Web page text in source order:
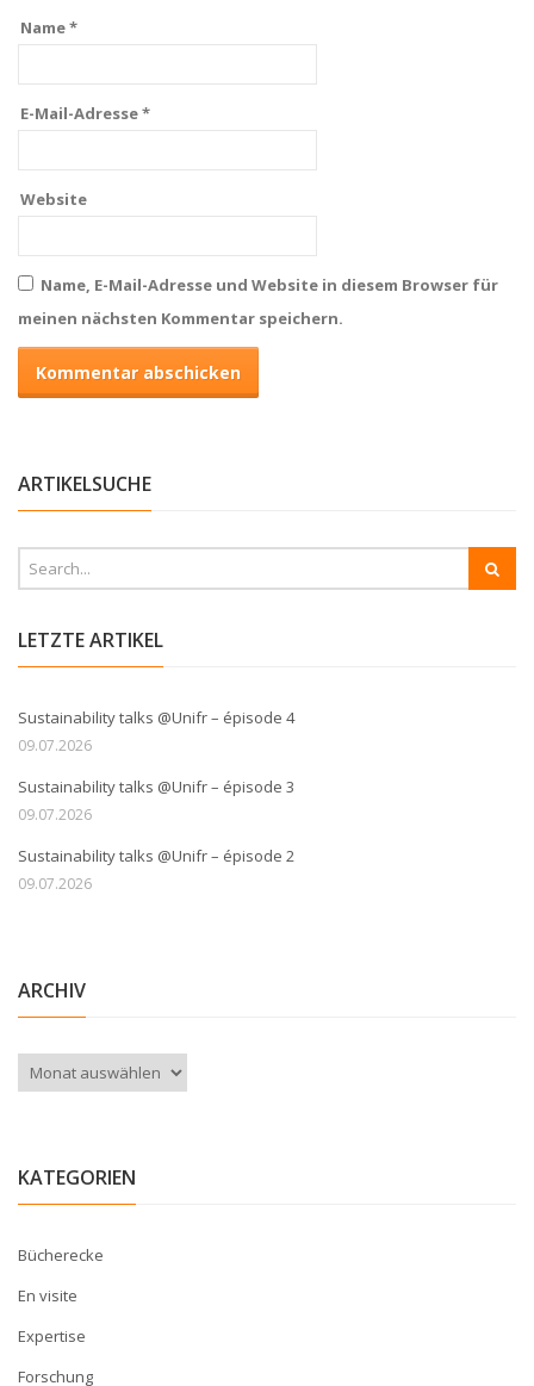
Name*
E-Mail-Adresse*
Website
Name, E-Mail-Adresse und Website in diesem Browser für
meinen nächsten Kommentar speichern.
ARTIKELSUCHE
LETZTE ARTIKEL
Sustainability talks @Unifr – épisode 4
09.07.2026
Sustainability talks @Unifr – épisode 3
09.07.2026
Sustainability talks @Unifr – épisode 2
09.07.2026
ARCHIV
Archiv
KATEGORIEN
Bücherecke
En visite
Expertise
Forschung